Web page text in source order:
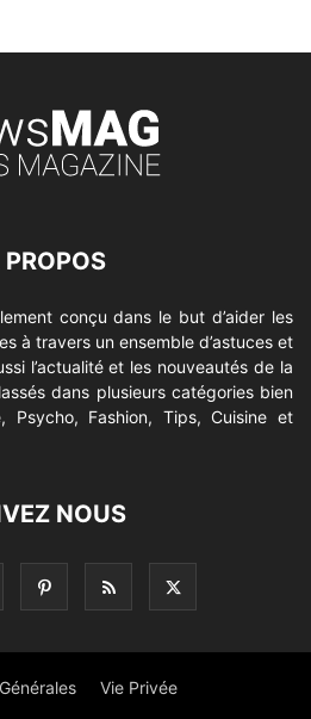
conçu dans le but d’aider les
à travers un ensemble d’astuces et
l’actualité et les nouveautés de la
dans plusieurs catégories bien
Psycho, Fashion, Tips, Cuisine et
NOUS
Vie Privée